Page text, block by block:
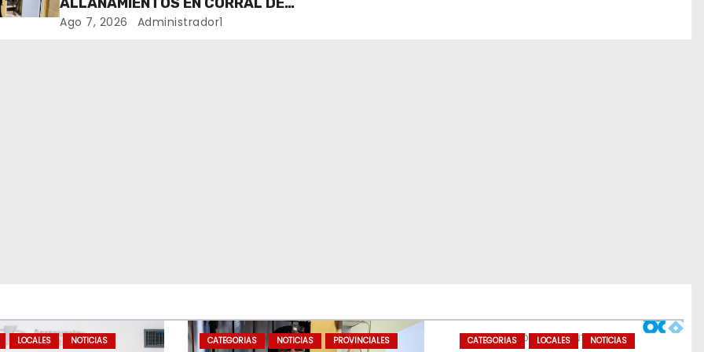
BUSTOS-IFFLINGER
Ago 7, 2026 Administrador1
LOCALES NOTICIAS CATEGORIAS NOTICIAS PROVINCIALES CATEGORIAS LOCALES NOTICIAS